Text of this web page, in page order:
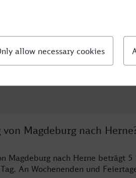
Magdeburg nach
Magdeburg nach Herne beträgt 5
An Wochenenden und